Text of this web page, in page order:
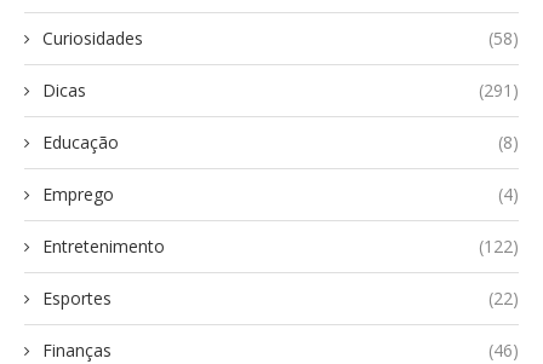
Curiosidades (58)
Dicas (291)
Educação (8)
Emprego (4)
Entretenimento (122)
Esportes (22)
Finanças (46)